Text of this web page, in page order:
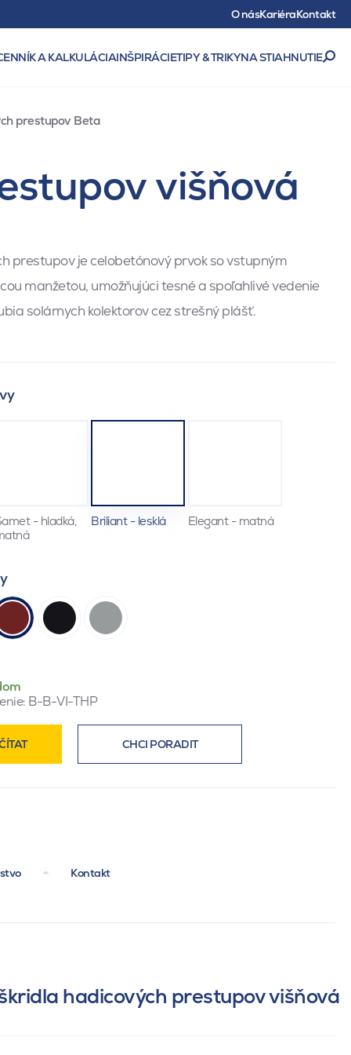
O násKariéraKontakt
A KALKULÁCIAINŠPIRÁCIETIPY & TRIKYNA STIAHNUTIE
prestupov Beta
višňová
prestupov je celobetónový prvok so vstupným
manžetou, umožňujúci tesné a spoľahlivé vedenie
solárnych kolektorov cez strešný plášť.
- hladká,
Briliant - lesklá Elegant - matná
B-B-VI-THP
CHCI PORADIT
Kontakt
hadicových prestupov višňová